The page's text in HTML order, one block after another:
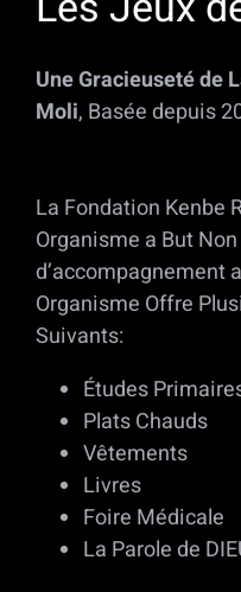
Une Gracieuseté de
Moli, Basée depuis
La Fondation Kenbe
Organisme a But
d’accompagnement
Organisme Offre
Suivants:
Études
Plats Chauds
Vêtements
Livres
Foire Médicale
La Parole de